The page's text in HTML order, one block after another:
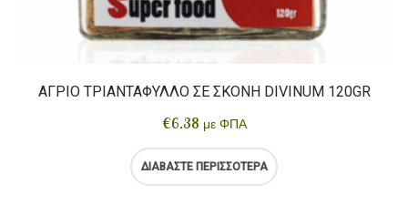
ΆΓΡΙΟ ΤΡΙΑΝΤΆΦΥΛΛΟ ΣΕ ΣΚΌΝΗ DIVINUM 120GR
€6.38 με ΦΠΑ
ΔΙΑΒΆΣΤΕ ΠΕΡΙΣΣΌΤΕΡΑ